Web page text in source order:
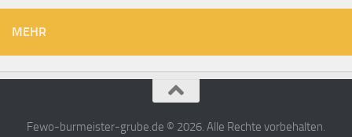
MEHR
Fewo-burmeister-grube.de © 2026. Alle Rechte vorbehalten.